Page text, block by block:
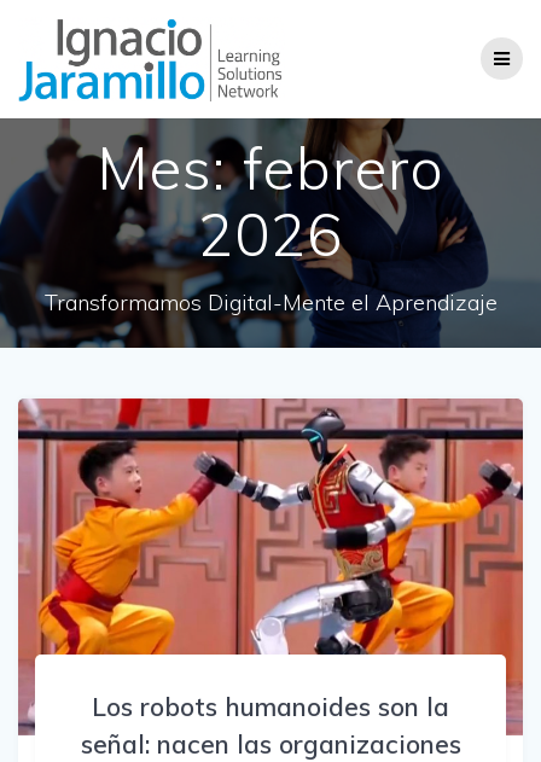
contenido
Mes:febrero
2026
Transformamos Digital-Mente el Aprendizaje
Los robots humanoides son la
señal: nacen las organizaciones